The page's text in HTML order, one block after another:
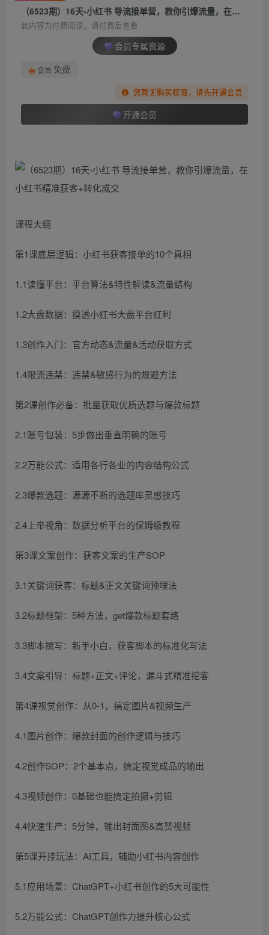
（6523期）16天-小红书 导流接单营，教你引爆流量，在小红书精准获客+转化成交
此内容为付费阅读，请付费后查看
会员专属资源
会员 免费
您暂无购买权限，请先开通会员
开通会员
课程大纲
第1课底层逻辑：小红书获客接单的10个真相
1.1读懂平台：平台算法&特性解读&流量结构
1.2大盘数据：摸透小红书大盘平台红利
1.3创作入门：官方动态&流量&活动获取方式
1.4限流违禁：违禁&敏感行为的规避方法
第2课创作必备：批量获取优质选题与爆款标题
2.1账号包装：5步做出垂直明确的账号
2.2万能公式：适用各行各业的内容结构公式
2.3爆款选题：源源不断的选题库灵感技巧
2.4上帝视角：数据分析平台的保姆级教程
第3课文案创作：获客文案的生产SOP
3.1关键词获客：标题&正文关键词预埋法
3.2标题框架：5种方法，get爆款标题套路
3.3脚本撰写：新手小白，获客脚本的标准化写法
3.4文案引导：标题+正文+评论，漏斗式精准挖客
第4课视觉创作：从0-1，搞定图片&视频生产
4.1图片创作：爆款封面的创作逻辑与技巧
4.2创作SOP：2个基本点，搞定视觉成品的输出
4.3视频创作：0基础也能搞定拍摄+剪辑
4.4快速生产：5分钟，输出封面图&高赞视频
第5课开挂玩法：AI工具，辅助小红书内容创作
5.1应用场景：ChatGPT+小红书创作的5大可能性
5.2万能公式：ChatGPT创作力提升核心公式